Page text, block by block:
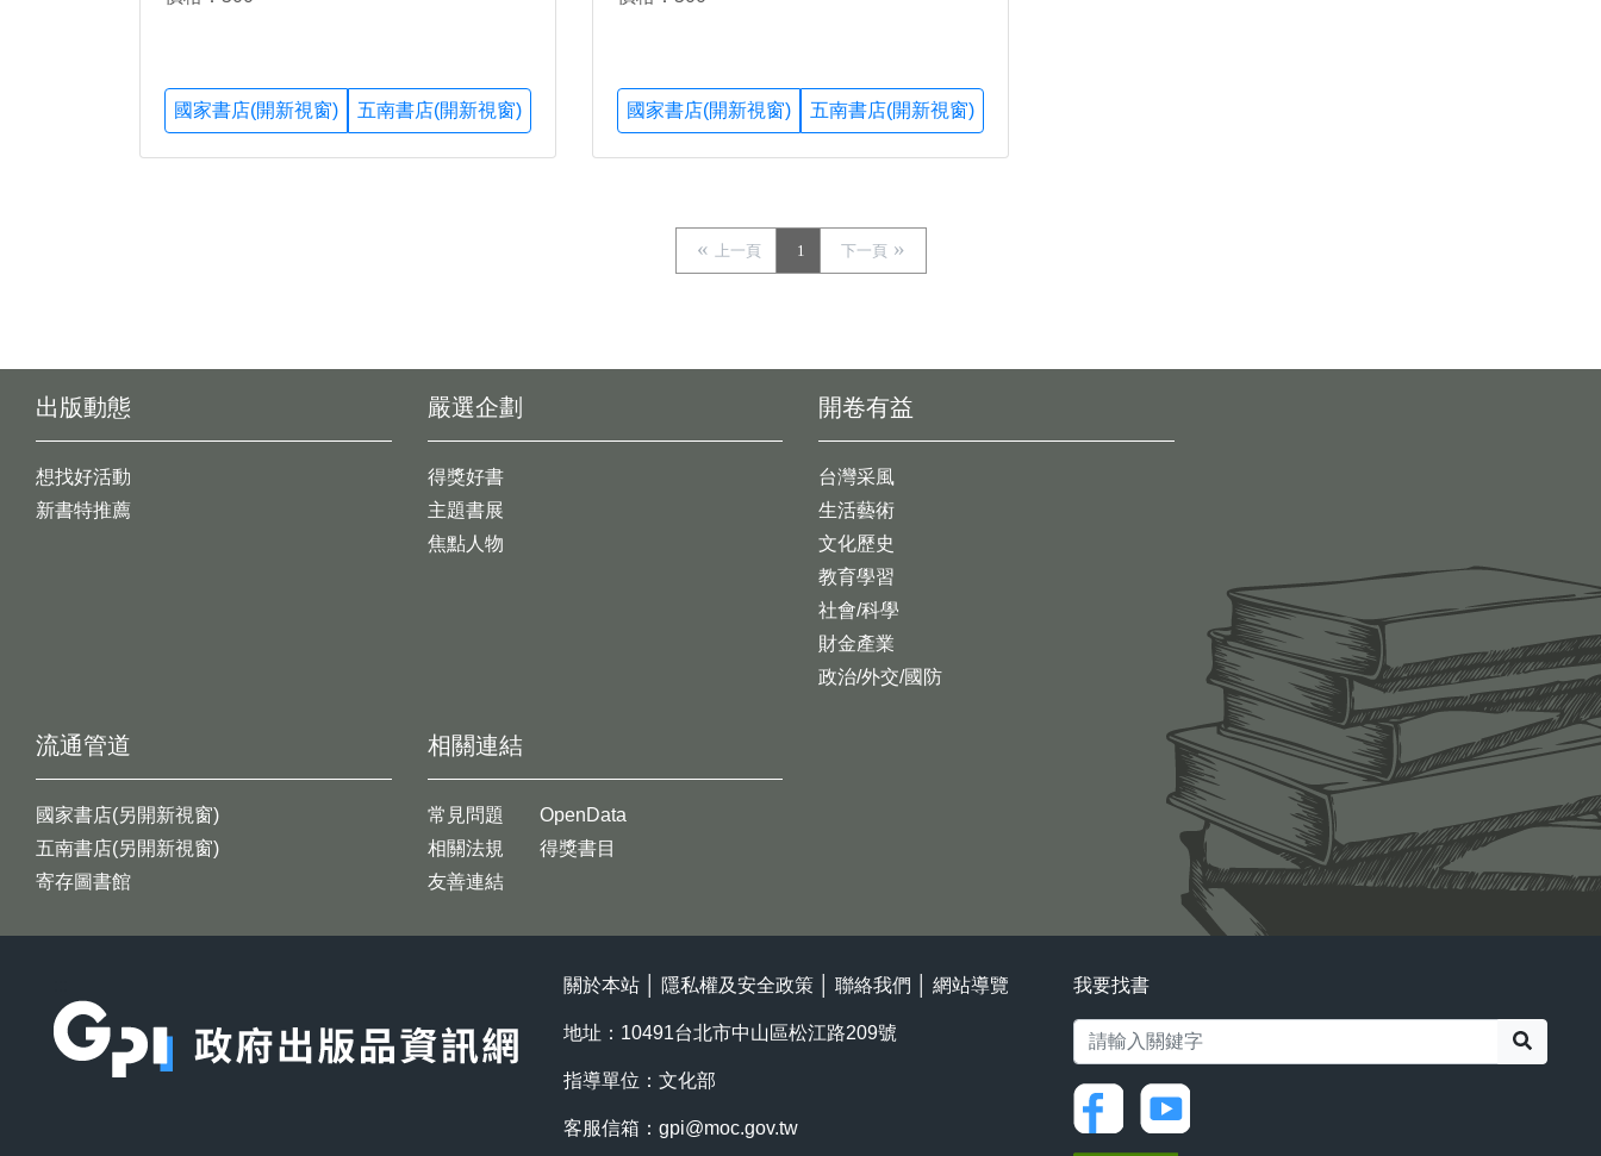
國家書店(開新視窗) 五南書店(開新視窗) 國家書店(開新視窗) 五南書店(開新視窗)
上一頁 1 下一頁
出版動態
想找好活動
新書特推薦
開卷有益
台灣采風
生活藝術
文化歷史
教育學習
社會/科學
財金產業
政治/外交/國防
嚴選企劃
得獎好書
主題書展
焦點人物
流通管道
國家書店(另開新視窗)
五南書店(另開新視窗)
寄存圖書館
相關連結
常見問題
相關法規
友善連結
OpenData
得獎書目
關於本站 隱私權及安全政策 聯絡我們 網站導覽
地址：10491台北市中山區松江路209號
指導單位：文化部
客服信箱： gpi@moc.gov.tw
我要找書